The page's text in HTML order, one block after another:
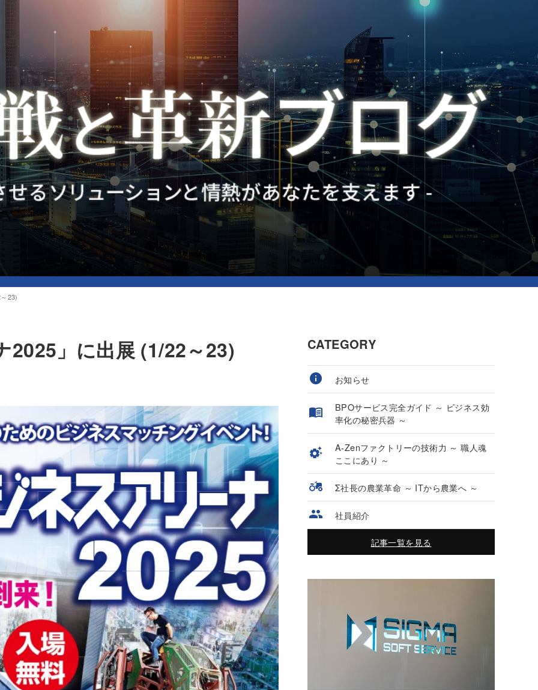
23)
2025」に出展 (1/22～23) CATEGORY
お知らせ
BPOサービス完全ガイド ～ ビジネス効
率化の秘密兵器 ～
A-Zenファクトリーの技術力 ～ 職人魂
ここにあり ～
Σ社長の農業革命 ～ ITから農業へ ～
社員紹介
記事一覧を見る